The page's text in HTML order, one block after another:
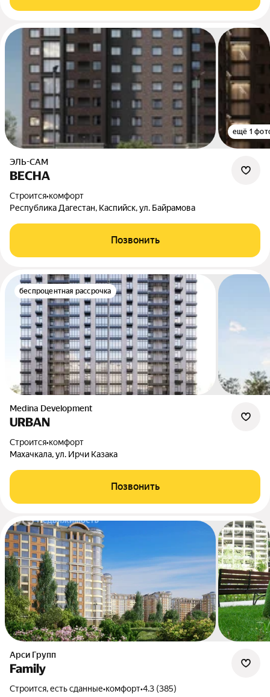
ещё 1
ЭЛЬ-САМ
ВЕСНА
Строится•комфорт
Республика Дагестан, Каспийск, ул. Байрамова
Позвонить
беспроцентная рассрочка
Medina Development
URBAN
Строится•комфорт
Махачкала, ул. Ирчи Казака
Позвонить
Арси Групп
Family
Строится, есть сданные•комфорт•4.3 (385)